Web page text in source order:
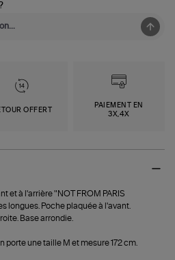
OFFERT
PAIEMENT EN
3X,4X
et à l'arrière "NOT FROM PARIS
longues. Poche plaquée à l'avant.
Base arrondie.
porte une taille M et mesure 172 cm.